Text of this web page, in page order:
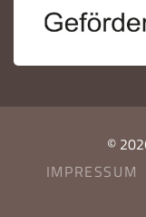
©
IMPRESSUM